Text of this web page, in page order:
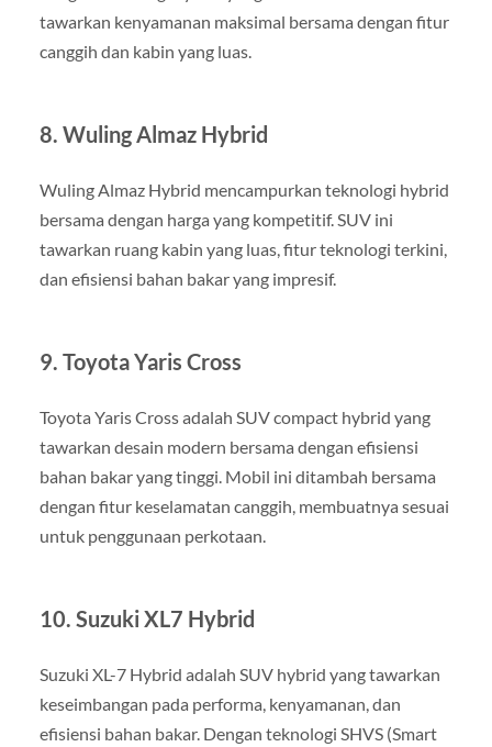
tawarkan kenyamanan maksimal bersama dengan fitur
canggih dan kabin yang luas.
8. Wuling Almaz Hybrid
Wuling Almaz Hybrid mencampurkan teknologi hybrid
bersama dengan harga yang kompetitif. SUV ini
tawarkan ruang kabin yang luas, fitur teknologi terkini,
dan efisiensi bahan bakar yang impresif.
9. Toyota Yaris Cross
Toyota Yaris Cross adalah SUV compact hybrid yang
tawarkan desain modern bersama dengan efisiensi
bahan bakar yang tinggi. Mobil ini ditambah bersama
dengan fitur keselamatan canggih, membuatnya sesuai
untuk penggunaan perkotaan.
10. Suzuki XL7 Hybrid
Suzuki XL-7 Hybrid adalah SUV hybrid yang tawarkan
keseimbangan pada performa, kenyamanan, dan
efisiensi bahan bakar. Dengan teknologi SHVS (Smart